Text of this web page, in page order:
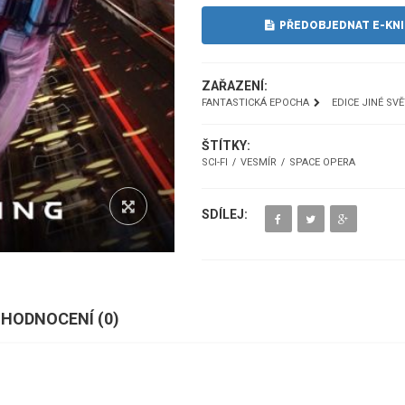
PŘEDOBJEDNAT E-
ZAŘAZENÍ:
FANTASTICKÁ EPOCHA EDICE JINÉ
ŠTÍTKY:
SCI-FI VESMÍR SPACE OPERA
SDÍLEJ:
HODNOCENÍ (0)